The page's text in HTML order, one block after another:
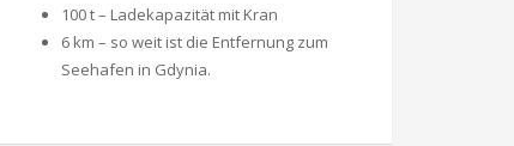
100 t – Ladekapazität mit Kran
6 km – so weit ist die Entfernung zum
Seehafen in Gdynia.